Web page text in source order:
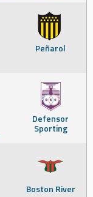
Peñarol
Defensor
Sporting
Boston River